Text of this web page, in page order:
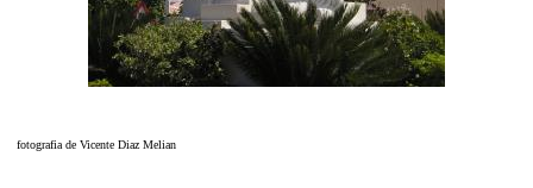
fotografia de Vicente Diaz Melian